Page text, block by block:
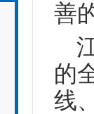
善
的
线